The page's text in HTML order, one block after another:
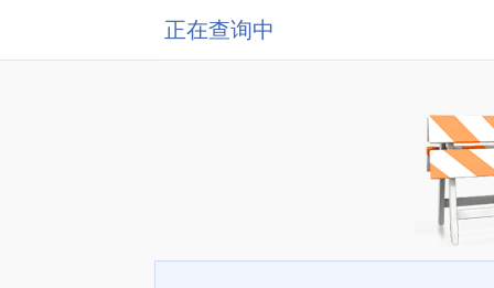
正在查询中